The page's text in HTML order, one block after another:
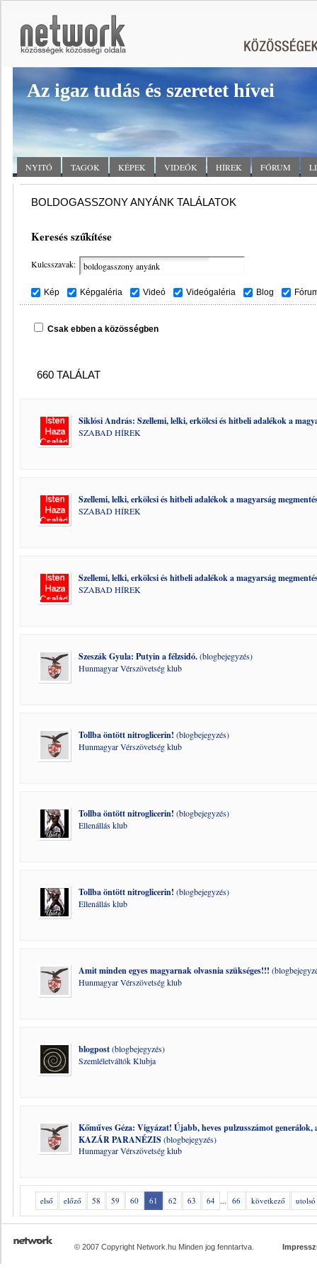
Az igaz tudás és szeretet hívei
NYITÓ TAGOK KÉPEK VIDEÓK HÍREK FÓRUM
BOLDOGASSZONY ANYÁNK TALÁLATOK
Keresés szűkítése
Kulcsszavak:
Kép Képgaléria Videó Videógaléria Blog
Csak ebben a közösségben
660 TALÁLAT
Siklósi András: Szellemi, lelki, erkölcsi és hitbeli adalékok a
SZABAD HÍREK
Szellemi, lelki, erkölcsi és hitbeli adalékok a magyarság
SZABAD HÍREK
Szellemi, lelki, erkölcsi és hitbeli adalékok a magyarság
SZABAD HÍREK
Szeszák Gyula: Putyin a félzsidó.(blogbejegyzés)
Hunmagyar Vérszövetség klub
Tollba öntött nitroglicerin! (blogbejegyzés)
Hunmagyar Vérszövetség klub
Tollba öntött nitroglicerin! (blogbejegyzés)
Ellenállás klub
Tollba öntött nitroglicerin! (blogbejegyzés)
Ellenállás klub
Amit minden egyes magyarnak olvasnia szükséges!!!
Hunmagyar Vérszövetség klub
blogpost(blogbejegyzés)
Szemléletváltók Klubja
Kőműves Géza: Vigyázat! Újabb, heves pulzusszámot
KAZÁR PARANÉZIS(blogbejegyzés)
Hunmagyar Vérszövetség klub
első előző 58 59 60 61 62 63 64 ... 66 következő utolsó
© 2007 Copyright Network.hu Minden jog fenntartva.